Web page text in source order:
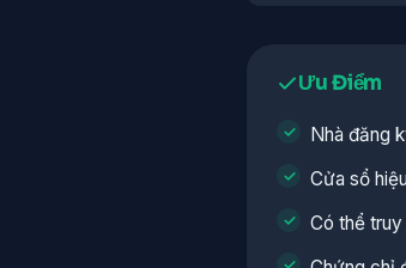
Ưu Điểm
Nhà đăng
Cửa sổ
Có thể